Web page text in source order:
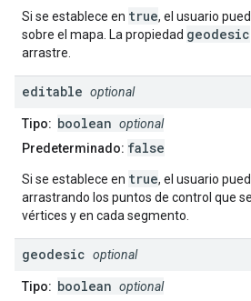
Si se establece en true, el usuario
sobre el mapa. La propiedad geodesic
arrastre.
editable optional
Tipo: boolean optional
Predeterminado: false
Si se establece en true, el usuario
arrastrando los puntos de control que
vértices y en cada segmento.
geodesic optional
Tipo: boolean optional